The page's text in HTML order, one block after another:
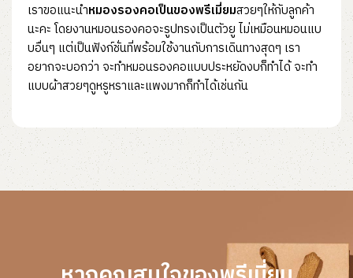
เราขอแนะนำหมองรองคอเป็นของพรีเมี่ยมสวยๆให้กับลูกค้า
นะคะ โดยงานหมอนรองคอจะรูปทรงเป็นตัวยู ไม่เหมือนหมอนแบ
บอื่นๆ แต่เป็นฟังก์ชั่นที่พร้อมใช้งานกับการเดินทางสุดๆ เรา
อยากจะบอกว่า จะทำหมอนรองคอแบบประหยัดงบก็ทำได้ จะทำ
แบบผ้าสวยๆดูหรูหราและแพงมากก็ทำได้เช่นกัน